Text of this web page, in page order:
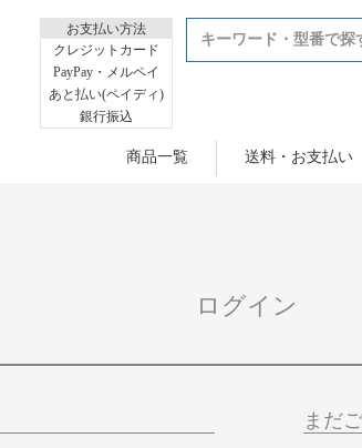
お支払い方法
クレジットカード
PayPay・メルペイ
あと払い(ペイディ)
銀行振込
商品一覧 送料・お支払い
ログイン
まだ